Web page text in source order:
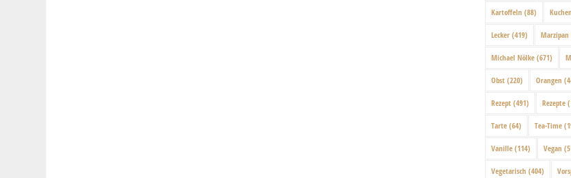
Kartoffeln (88) Kuchen
Lecker (419) Marzipan
Michael Nölke (671)
Obst (220) Orangen
Rezept (491) Rezepte
Tarte (64) Tea-Time
Vanille (114) Vegan
Vegetarisch (404)